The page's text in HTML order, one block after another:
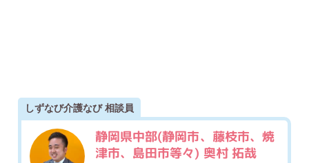
しずなび介護なび 相談員
静岡県中部(静岡市、藤枝市、焼
津市、島田市等々) 奥村 拓哉